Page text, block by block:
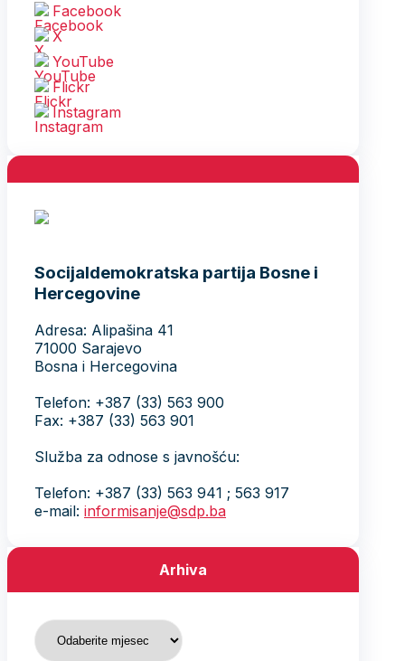
Facebook
X
YouTube
Flickr
Instagram
Socijaldemokratska partija Bosne i
Hercegovine
Adresa: Alipašina 41
71000 Sarajevo
Bosna i Hercegovina
Telefon: +387 (33) 563 900
Fax: +387 (33) 563 901
Služba za odnose s javnošću:
Telefon: +387 (33) 563 941 ; 563 917
e-mail: informisanje@sdp.ba
Arhiva
Arhiva